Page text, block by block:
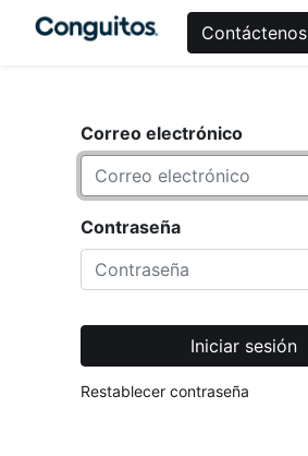
Contáctenos
Correo electrónico
Contraseña
Iniciar sesión
Restablecer contraseña